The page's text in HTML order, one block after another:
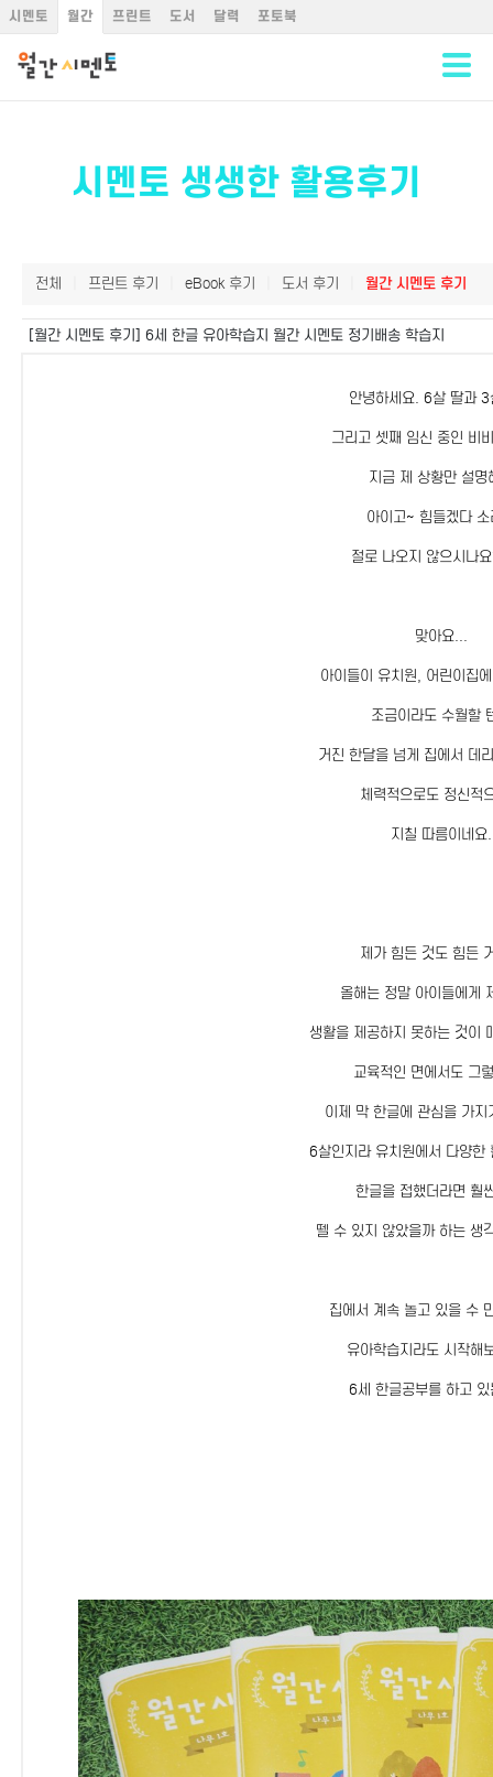
시멘토 월간 프린트 도서 달력 포토북
시멘토 생생한 활용후기
전체 프린트 후기 eBook 후기 도서 후기 월간 시멘토 후기
[월간 시멘토 후기] 6세 한글 유아학습지 월간 시멘토 정기배송 학습지
안녕하세요. 6살 딸과 3
그리고 셋째 임신 중인 비
지금 제 상황만 설명
아이고~ 힘들겠다 소
절로 나오지 않으시나
맞아요...
아이들이 유치원, 어린이집
조금이라도 수월할
거진 한달을 넘게 집에서 데
체력적으로도 정신적
지칠 따름이네요.
제가 힘든 것도 힘든
올해는 정말 아이들에게
생활을 제공하지 못하는 것이
교육적인 면에서도 그
이제 막 한글에 관심을 가지
6살인지라 유치원에서 다양한
한글을 접했더라면 훨
뗄 수 있지 않았을까 하는 생
집에서 계속 놀고 있을 수
유아학습지라도 시작해
6세 한글공부를 하고